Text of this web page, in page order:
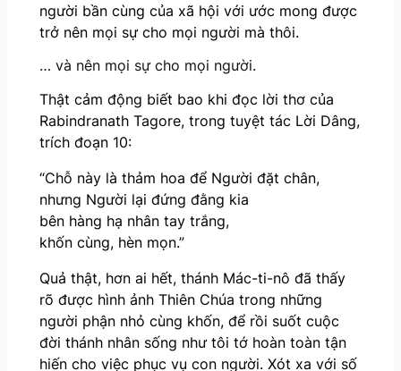
người bần cùng của xã hội với ước mong được
trở nên mọi sự cho mọi người mà thôi.
… và nên mọi sự cho mọi người.
Thật cảm động biết bao khi đọc lời thơ của
Rabindranath Tagore, trong tuyệt tác Lời Dâng,
trích đoạn 10:
“Chỗ này là thảm hoa để Người đặt chân,
nhưng Người lại đứng đằng kia
bên hàng hạ nhân tay trắng,
khốn cùng, hèn mọn.”
Quả thật, hơn ai hết, thánh Mác-ti-nô đã thấy
rõ được hình ảnh Thiên Chúa trong những
người phận nhỏ cùng khốn, để rồi suốt cuộc
đời thánh nhân sống như tôi tớ hoàn toàn tận
hiến cho việc phục vụ con người. Xót xa với số